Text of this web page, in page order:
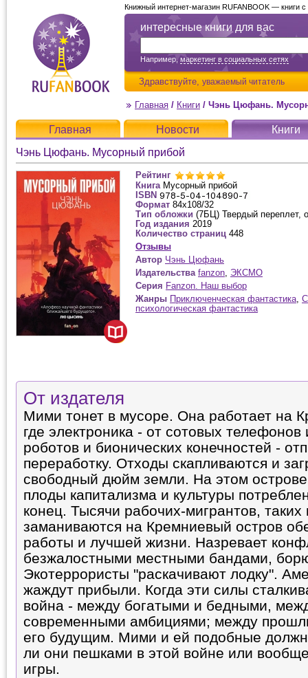
интересные книги для вас
Например,маркетинг в социальных сетях
Здравствуйте, уважаемый читатель
Книжный интернет-магазин RUFANBOOK — книги
Главная / Книги / Чэнь Цюфань.
Главная Новости
Книги
Чэнь Цюфань. Мусорный прибой
Рейтинг
Книга Мусорный прибой
ISBN
Формат 84x108/32
Тип обложки (7БЦ) Твердый переплет,
Год издания 2019
Количество страниц 448
Отзывы
Автор Чэнь Цюфань
Издательства fanzon, ЭКСМО
Серия Fanzon. Наш выбор
Жанры Приключенческая фантастика,
психологическая фантастика
От издателя
Мими тонет в мусоре. Она работает на
где электроника - от сотовых телефонов
роботов и бионических конечностей -
переработку. Отходы скапливаются и
свободный дюйм земли. На этом острове
плоды капитализма и культуры
конец. Тысячи рабочих-мигрантов,
заманиваются на Кремниевый остров
работы и лучшей жизни. Назревает
безжалостными местными бандами,
Экотеррористы "раскачивают лодку".
жаждут прибыли. Когда эти силы
война - между богатыми и бедными,
современными амбициями; между
его будущим. Мими и ей подобные
ли они пешками в этой войне или
игры.